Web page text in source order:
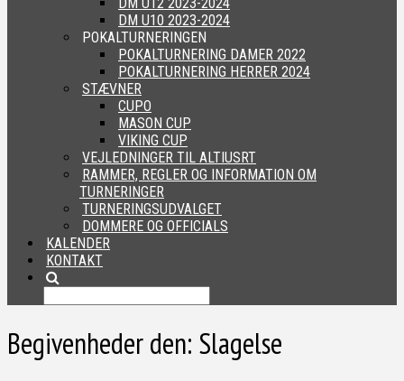
DM U10 2023-2024
POKALTURNERINGEN
POKALTURNERING DAMER 2022
POKALTURNERING HERRER 2024
STÆVNER
CUPO
MASON CUP
VIKING CUP
VEJLEDNINGER TIL ALTIUSRT
RAMMER, REGLER OG INFORMATION OM
TURNERINGER
TURNERINGSUDVALGET
DOMMERE OG OFFICIALS
KALENDER
KONTAKT
Begivenheder den: Slagelse